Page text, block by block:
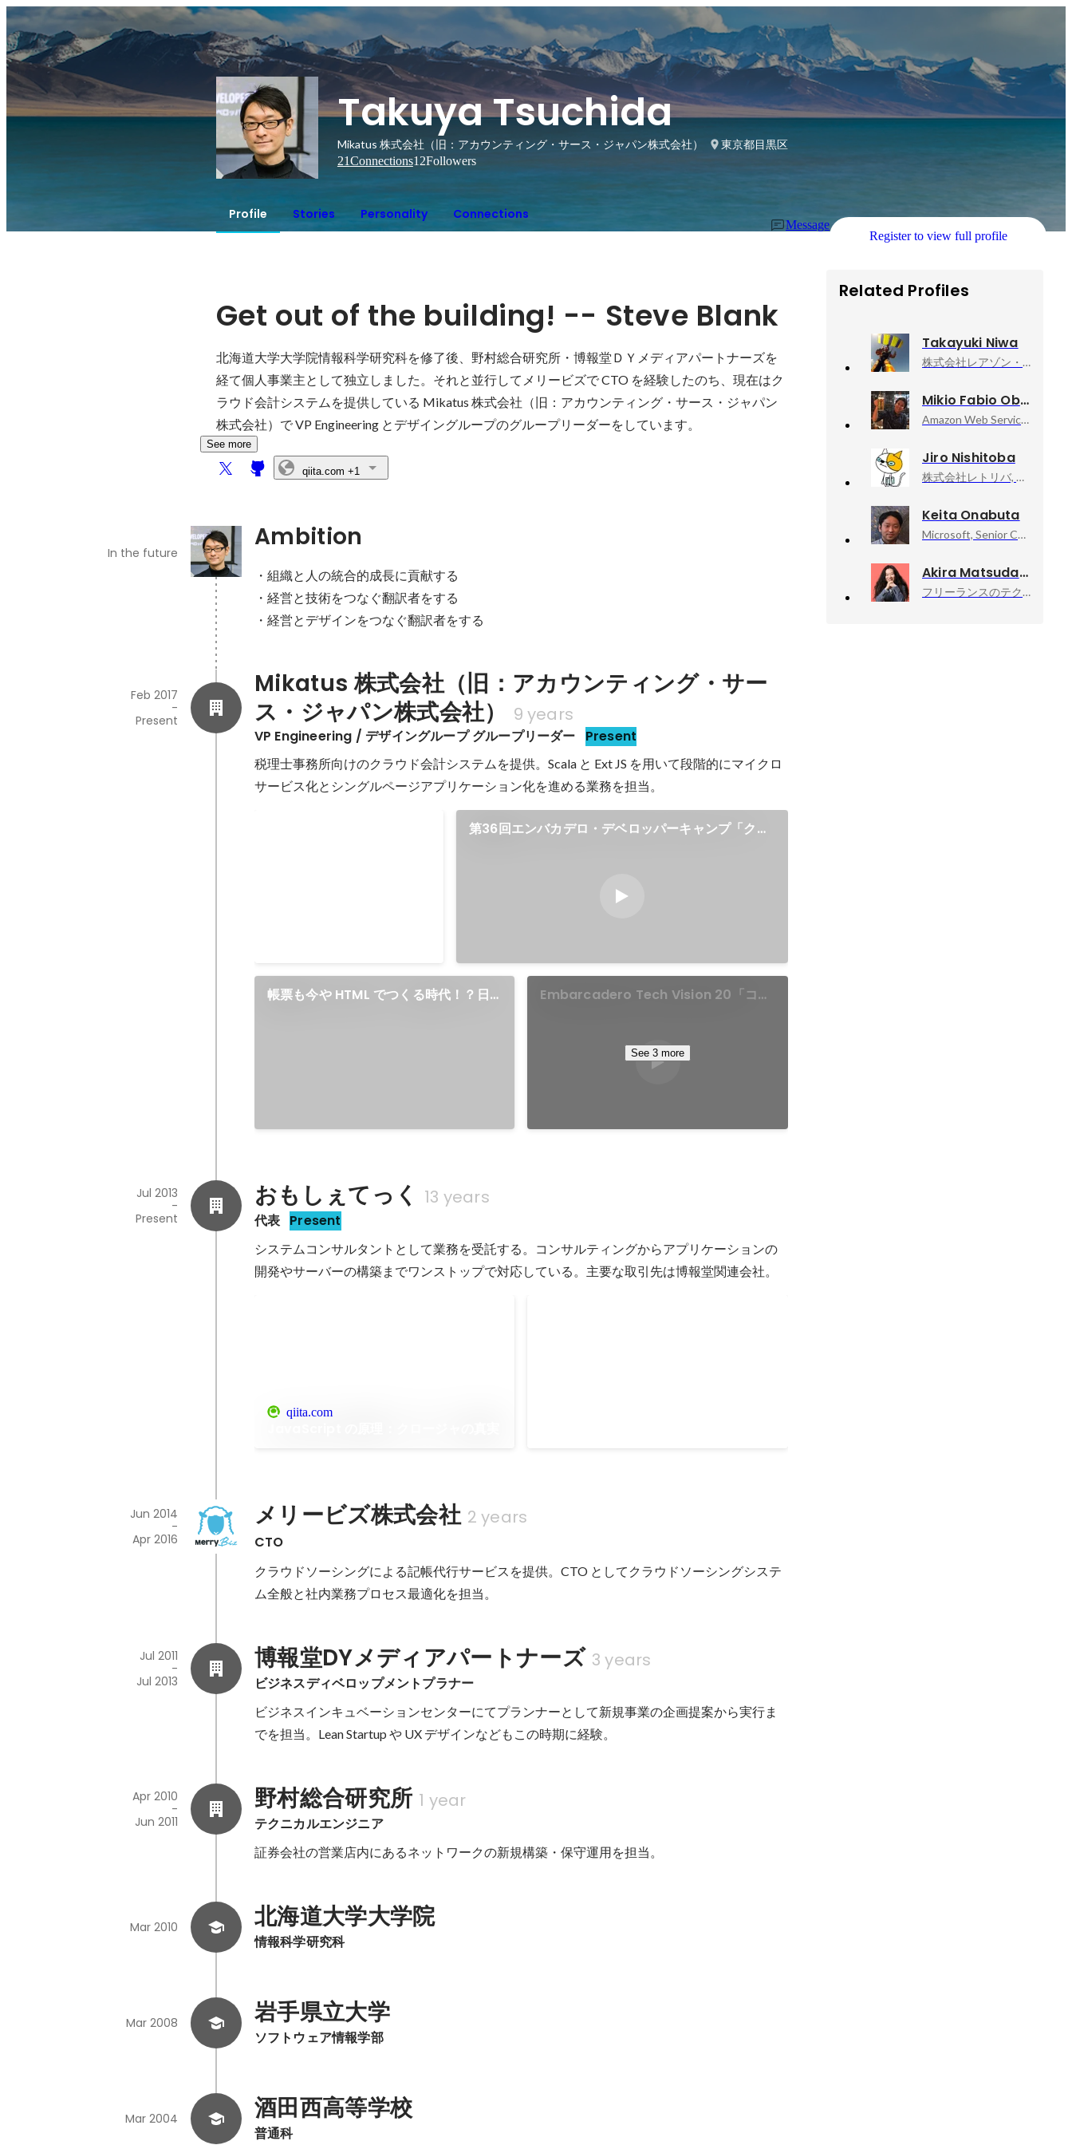
Takuya Tsuchida
Mikatus 株式会社（旧：アカウンティング・サース・ジャパン株式会社） / VP Engineering / デザイングループ グループリーダー
東京都目黒区
21Connections12Followers
Profile Stories Personality Connections
Message
Register to view full profile
Get out of the building! -- Steve Blank
北海道大学大学院情報科学研究科を修了後、野村総合研究所・博報堂ＤＹメディアパートナーズを
経て個人事業主として独立しました。それと並行してメリービズで CTO を経験したのち、現在はク
ラウド会計システムを提供している Mikatus 株式会社（旧：アカウンティング・サース・ジャパン
株式会社）で VP Engineering とデザイングループのグループリーダーをしています。
See more
qiita.com +1
Ambition
In the future
・組織と人の統合的成長に貢献する
・経営と技術をつなぐ翻訳者をする
・経営とデザインをつなぐ翻訳者をする
Mikatus 株式会社（旧：アカウンティング・サー
ス・ジャパン株式会社）
9 years
VP Engineering / デザイングループ グループリーダー Present
Feb 2017
-
Present
税理士事務所向けのクラウド会計システムを提供。Scala と Ext JS を用いて段階的にマイクロ
サービス化とシングルページアプリケーション化を進める業務を担当。
第36回エンバカデロ・デベロッパーキャンプ「クラ
帳票も今や HTML でつくる時代！？日
Embarcadero Tech Vision 20「コン
See 3 more
おもしぇてっく 13 years
代表 Present
Jul 2013
-
Present
システムコンサルタントとして業務を受託する。コンサルティングからアプリケーションの
開発やサーバーの構築までワンストップで対応している。主要な取引先は博報堂関連会社。
qiita.com
メリービズ株式会社 2 years
CTO
Jun 2014
-
Apr 2016
クラウドソーシングによる記帳代行サービスを提供。CTO としてクラウドソーシングシステ
ム全般と社内業務プロセス最適化を担当。
博報堂DYメディアパートナーズ 3 years
ビジネスディベロップメントプラナー
Jul 2011
-
Jul 2013
ビジネスインキュベーションセンターにてプランナーとして新規事業の企画提案から実行ま
でを担当。Lean Startup や UX デザインなどもこの時期に経験。
野村総合研究所 1 year
テクニカルエンジニア
Apr 2010
-
Jun 2011
証券会社の営業店内にあるネットワークの新規構築・保守運用を担当。
北海道大学大学院
情報科学研究科
Mar 2010
岩手県立大学
ソフトウェア情報学部
Mar 2008
酒田西高等学校
普通科
Mar 2004
Related Profiles
Takayuki Niwa
株式会社レアゾン・ホールディングス, CTO & CHRO
Mikio Fabio Obuchi
Amazon Web Services, Professional Services
Jiro Nishitoba
株式会社レトリバ, CRO
Keita Onabuta
Microsoft, Senior Customer Engineer
Akira Matsuda
フリーランスのテクニカルアドバイザー業, 技術顧問